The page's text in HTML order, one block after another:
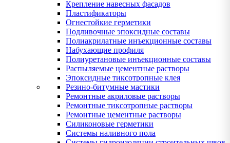
Крепление навесных фасадов
Пластификаторы
Огнестойкие герметики
Подливочные эпоксидные составы
Полиакрилатные инъекционные составы
Набухающие профиля
Полиуретановые инъекционные составы
Распыляемые цементные растворы
Эпоксидные тиксотропные клея
Резино-битумные мастики
Ремонтные акриловые растворы
Ремонтные тиксотропные растворы
Ремонтные цементные растворы
Силиконовые герметики
Системы наливного пола